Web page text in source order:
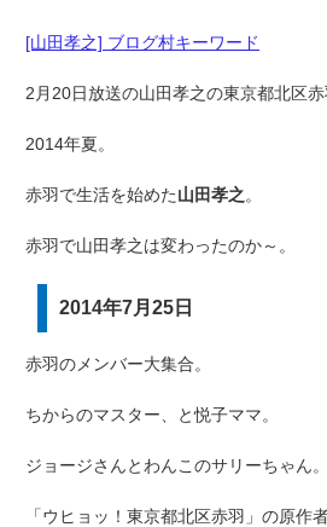
[山田孝之] ブログ村キーワード
2月20日放送の山田孝之の東京都北区赤
2014年夏。
赤羽で生活を始めた山田孝之。
赤羽で山田孝之は変わったのか～。
2014年7月25日
赤羽のメンバー大集合。
ちからのマスター、と悦子ママ。
ジョージさんとわんこのサリーちゃん。
「ウヒョッ！東京都北区赤羽」の原作